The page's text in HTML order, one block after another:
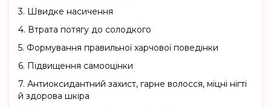
3. Швидке насичення
4. Втрата потягу до солодкого
5. Формування правильної харчової поведінки
6. Підвищення самооцінки
7. Антиоксидантний захист, гарне волосся, міцні нігті
й здорова шкіра